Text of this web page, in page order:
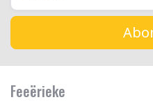
Feeërieke